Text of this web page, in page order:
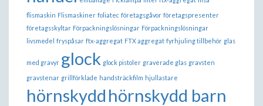
flismaskin Flismaskiner foliatec företagsgåvor företagspresenter
företagsskyltar Förpackningslösningar Förpackningslösningar
livsmedel fryspåsar ftx-aggregat FTX aggregat fyrhjuling tillbehör glas
med gravyr glock glock pistoler graverade glas gravsten
gravstenar grillförklade handsträckfilm hjullastare
hörnskydd hörnskydd barn